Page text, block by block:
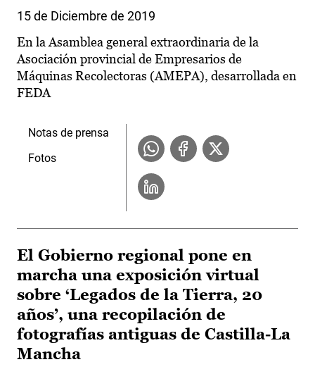
15 de Diciembre de 2019
En la Asamblea general extraordinaria de la
Asociación provincial de Empresarios de
Máquinas Recolectoras (AMEPA), desarrollada en
FEDA
Notas de prensa
Fotos
El Gobierno regional pone en
marcha una exposición virtual
sobre ‘Legados de la Tierra, 20
años’, una recopilación de
fotografías antiguas de Castilla-La
Mancha